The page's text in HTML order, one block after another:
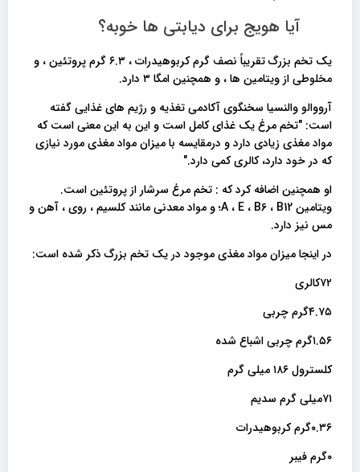
آیا هویج برای دیابتی ها خوبه؟
یک تخم بزرگ تقریباً نصف گرم کربوهیدرات ، ۶.۳ گرم پروتئین ، و
مخلوطی از ویتامین ها ، و همچنین امگا ۳ دارد.
آرووالو والنسیا سخنگوی آکادمی تغذیه و رژیم های غذایی گفته
است: "تخم مرغ یک غذای کامل است و این به این معنی است که
مواد مغذی زیادی دارد و درمقایسه با میزان مواد مغذی مورد نیازی
که در خود دارد، کالری کمی دارد."
او همچنین اضافه کرد که : تخم مرغ سرشار از پروتئین است.
ویتامین A ، E ، B6 ، B12؛ و مواد معدنی مانند کلسیم ، روی ، آهن و
مس نیز دارد.
در اینجا میزان مواد مغذی موجود در یک تخم بزرگ ذکر شده است:
۷۲کالری
۴.۷۵گرم چربی
۱.۵۶گرم چربی اشباع شده
کلسترول ۱۸۶ میلی گرم
۷۱میلی گرم سدیم
۰.۳۶گرم کربوهیدرات
۰گرم فیبر